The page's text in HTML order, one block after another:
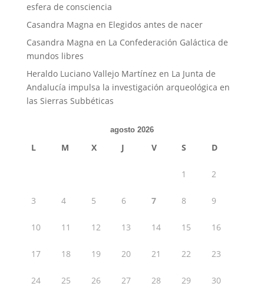
esfera de consciencia
Casandra Magna en Elegidos antes de nacer
Casandra Magna en La Confederación Galáctica de
mundos libres
Heraldo Luciano Vallejo Martínez en La Junta de
Andalucía impulsa la investigación arqueológica en
las Sierras Subbéticas
agosto 2026
L M X J V S D
1 2
3 4 5 6 7 8 9
10 11 12 13 14 15 16
17 18 19 20 21 22 23
24 25 26 27 28 29 30